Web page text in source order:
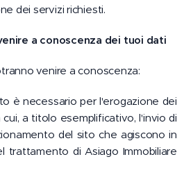
dei servizi richiesti.
a conoscenza dei tuoi dati
venire a conoscenza:
è necessario per l'erogazione dei
a titolo esemplificativo, l'invio di
del sito che agiscono in
trattamento di Asiago Immobiliare